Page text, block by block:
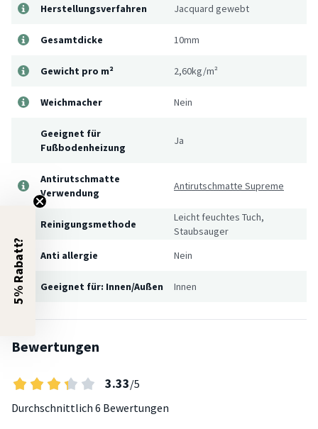
Herstellungsverfahren Jacquard gewebt
Gesamtdicke 10mm
Gewicht pro m² 2,60kg/m²
Weichmacher Nein
Geeignet für
Fußbodenheizung
Ja
Antirutschmatte
Verwendung
Antirutschmatte Supreme
Reinigungsmethode
Leicht feuchtes Tuch,
Staubsauger
Anti allergie
Nein
Geeignet für: Innen/Außen Innen
Bewertungen
3.33/5
Durchschnittlich 6 Bewertungen
5% Rabatt?